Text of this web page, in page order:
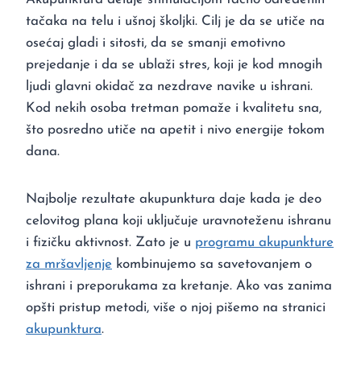
tačaka na telu i ušnoj školjki. Cilj je da se utiče na
osećaj gladi i sitosti, da se smanji emotivno
prejedanje i da se ublaži stres, koji je kod mnogih
ljudi glavni okidač za nezdrave navike u ishrani.
Kod nekih osoba tretman pomaže i kvalitetu sna,
što posredno utiče na apetit i nivo energije tokom
dana.
Najbolje rezultate akupunktura daje kada je deo
celovitog plana koji uključuje uravnoteženu ishranu
i fizičku aktivnost. Zato je u programu akupunkture
za mršavljenje kombinujemo sa savetovanjem o
ishrani i preporukama za kretanje. Ako vas zanima
opšti pristup metodi, više o njoj pišemo na stranici
akupunktura.